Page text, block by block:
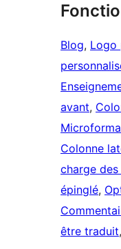
Blog, Logo
avant,
Colonne
charge des
épinglé,
être traduit,